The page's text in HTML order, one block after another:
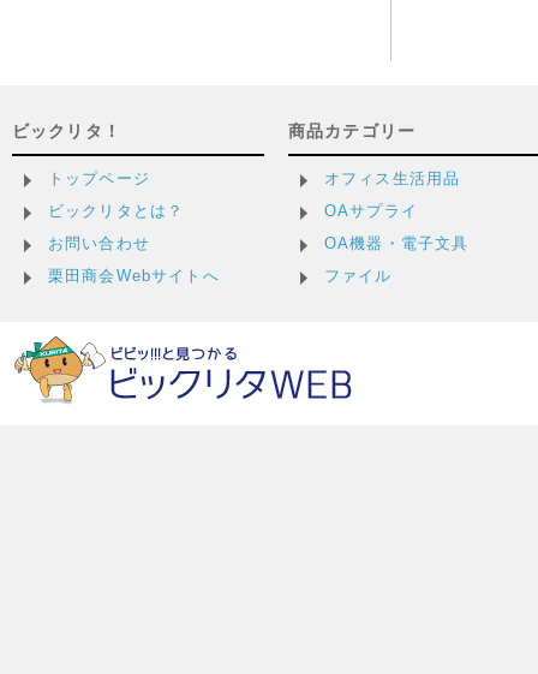
ビックリタ！
トップページ
ビックリタとは？
お問い合わせ
栗田商会Webサイトへ
商品カテゴリー
オフィス生活用品
OAサプライ
OA機器・電子文具
ファイル